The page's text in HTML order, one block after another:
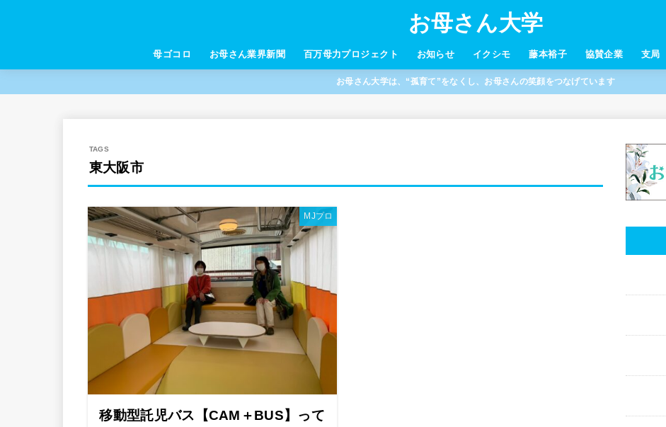
お母さん大学
母ゴコロ お母さん業界新聞 百万母力プロジェクト お知らせ イクシモ 藤本裕子 協賛企業 支局
お母さん大学は、“孤育て”をなくし、お母さんの笑顔をつなげています
東大阪市
MJプロ
移動型託児バス【CAM＋BUS】って